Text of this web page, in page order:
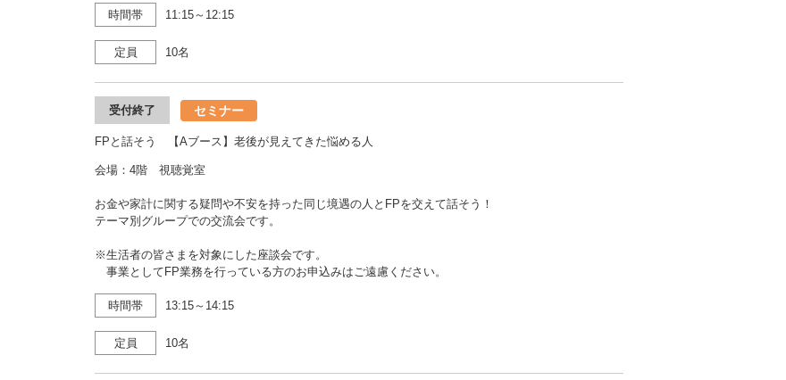
時間帯 11:15～12:15
定員 10名
受付終了 セミナー
FPと話そう 【Aブース】老後が見えてきた悩める人
会場：4階 視聴覚室
お金や家計に関する疑問や不安を持った同じ境遇の人とFPを交えて話そう！
テーマ別グループでの交流会です。
※生活者の皆さまを対象にした座談会です。
事業としてFP業務を行っている方のお申込みはご遠慮ください。
時間帯 13:15～14:15
定員 10名